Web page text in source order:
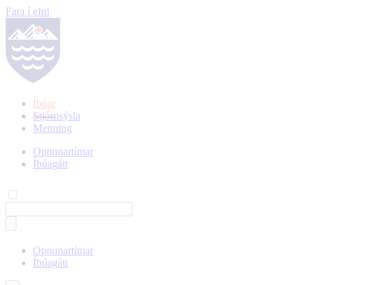
Fara í efni
Íbúar
Stjórnsýsla
Menning
Opnunartímar
Íbúagátt
Opnunartímar
Íbúagátt